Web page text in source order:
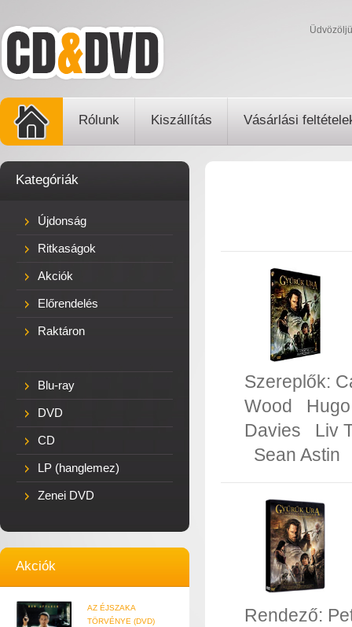
Rólunk Kiszállítás Vásárlási
Kategóriák
Újdonság
Ritkaságok
Akciók
Előrendelés
Raktáron
Blu-ray
DVD
CD
LP (hanglemez)
Zenei DVD
Akciók
AZ ÉJSZAKA
TÖRVÉNYE (DVD)
Szereplők:
Wood
Davies
Liv
Sean Astin
Rendező: